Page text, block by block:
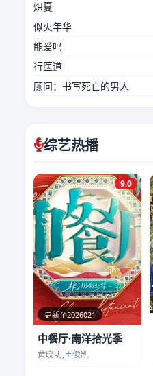
炽夏
似火年华
能爱吗
行医道
顾问：书写死亡的男人
综艺热播
更新至2026021
9.0
中餐厅·南洋拾光季
黄晓明,王俊凯